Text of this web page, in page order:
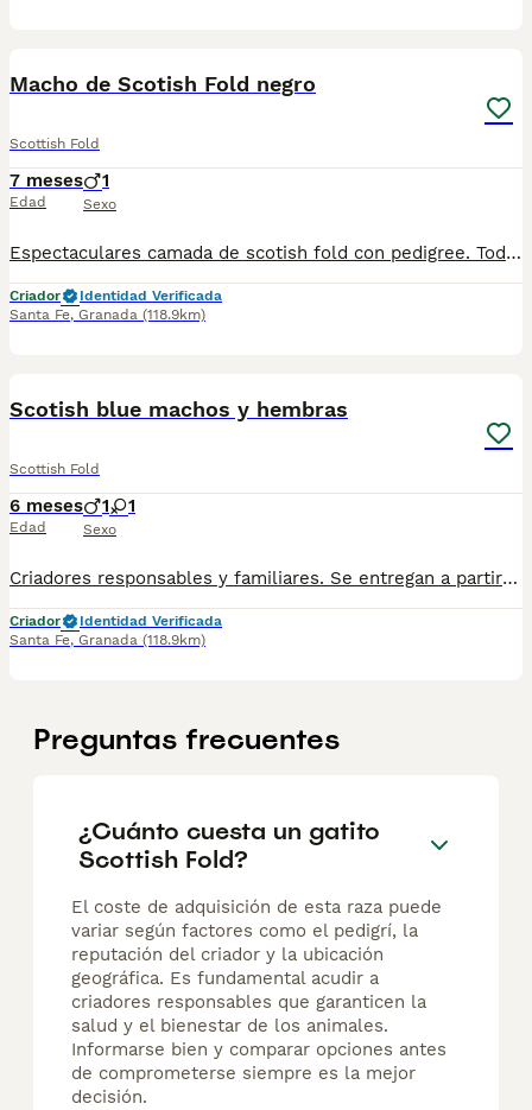
Macho de Scotish Fold negro
Scottish Fold
7 meses
Edad
1
Sexo
Espectaculares camada de scotish fold con pedigree. Todos los cachorritos se entregan con unos dos meses y medio de edad y sus vacunas correspondientes, desparasitados interna y externamente, con certificado de salud, y garantía tanto por enfermedad vírica como congénito genética. Posibilidad de entregar en toda España mediante transporte propio preparado para animales y con chofer privado. Los precios pueden variar según las características y morfología de cada cachorro. Añádenos al whats app o llámanos, y encantados atenderemos todas tus dudas y consultas. Teléfono / Whats app: 641 92 23 90
Criador
Identidad Verificada
Santa Fe, Granada (118.9km)
Scotish blue machos y hembras
Scottish Fold
6 meses
Edad
1 1
Sexo
Criadores responsables y familiares. Se entregan a partir de 2 meses de edad y sus vacunas correspondientes, desparasitados. Todos los cachorros son descendientes de las mejores líneas nacionales. Se entregan en toda España con transporte de alta calidad preparado para animales, van en vehículo climatizado con chófer particular a cargo del comprador. Si tienes dudas o consultas sobre la raza, podemos resolver tus dudas por whats app ;) Abogamos por una cría nacional (no en países del este) en un ambiente familiar con personas con vocación en una cría ética y responsable, y que por encima de todo, aman a los animales Teléfono / Whats app: 641 92 23 90
Criador
Identidad Verificada
Santa Fe, Granada (118.9km)
Preguntas frecuentes
¿Cuánto cuesta un gatito
Scottish Fold?
El coste de adquisición de esta raza puede
variar según factores como el pedigrí, la
reputación del criador y la ubicación
geográfica. Es fundamental acudir a
criadores responsables que garanticen la
salud y el bienestar de los animales.
Informarse bien y comparar opciones antes
de comprometerse siempre es la mejor
decisión.